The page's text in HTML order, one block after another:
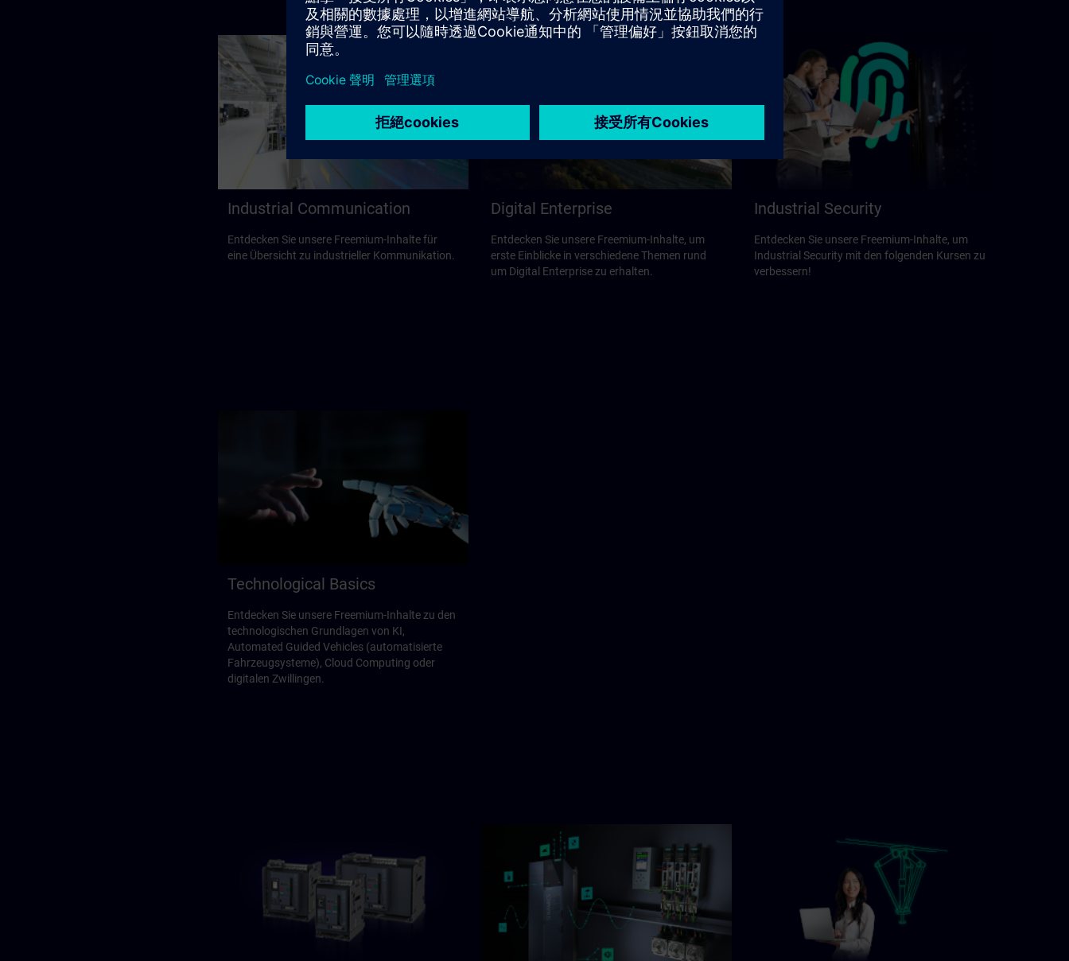
Industrial Communication
Entdecken Sie unsere Freemium-Inhalte für
eine Übersicht zu industrieller Kommunikation.
Digital Enterprise
Entdecken Sie unsere Freemium-Inhalte, um
erste Einblicke in verschiedene Themen rund
um Digital Enterprise zu erhalten.
Industrial Security
Entdecken Sie unsere Freemium-Inhalte, um
Industrial Security mit den folgenden Kursen zu
verbessern!
Technological Basics
Entdecken Sie unsere Freemium-Inhalte zu den
technologischen Grundlagen von KI,
Automated Guided Vehicles (automatisierte
Fahrzeugsysteme), Cloud Computing oder
digitalen Zwillingen.